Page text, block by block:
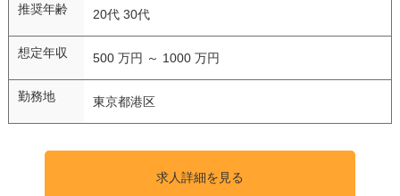
推奨年齢 20代 30代
想定年収 500 万円 ～ 1000 万円
勤務地 東京都港区
求人詳細を見る